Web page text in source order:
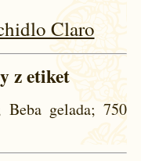
Claro
z etiket
Beba gelada; 750